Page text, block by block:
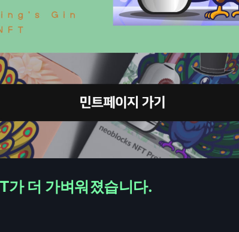
더 가벼워졌습니다.